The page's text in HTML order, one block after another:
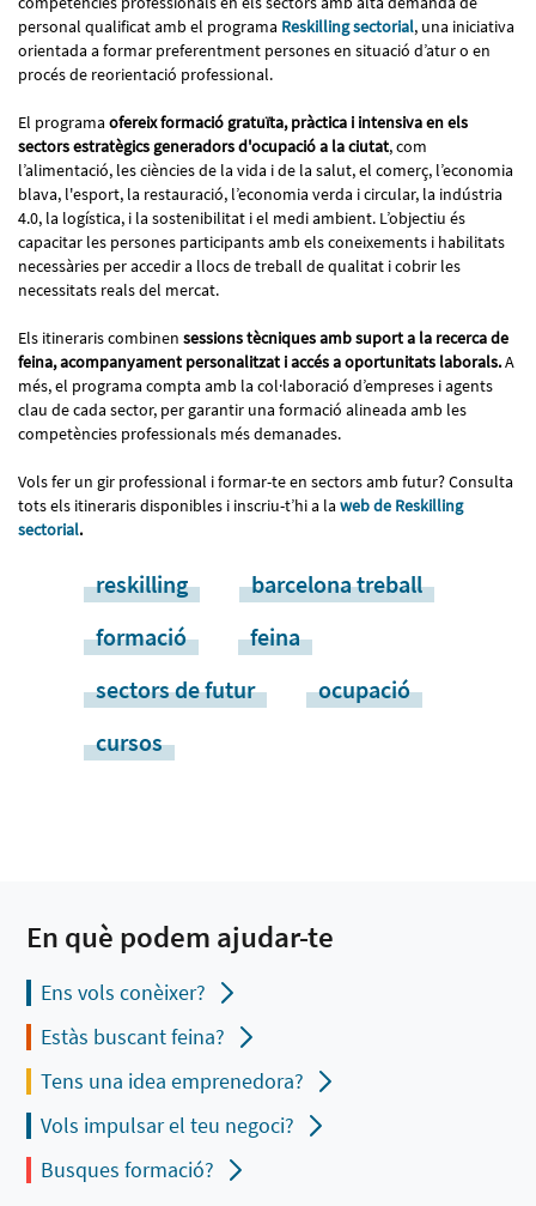
personal qualificat amb el programa Reskilling sectorial, una iniciativa
orientada a formar preferentment persones en situació d’atur o en
procés de reorientació professional.
El programa ofereix formació gratuïta, pràctica i intensiva en els
sectors estratègics generadors d'ocupació a la ciutat, com
l’alimentació, les ciències de la vida i de la salut, el comerç, l’economia
blava, l'esport, la restauració, l’economia verda i circular, la indústria
4.0, la logística, i la sostenibilitat i el medi ambient. L’objectiu és
capacitar les persones participants amb els coneixements i habilitats
necessàries per accedir a llocs de treball de qualitat i cobrir les
necessitats reals del mercat.
Els itineraris combinen sessions tècniques amb suport a la recerca de
feina, acompanyament personalitzat i accés a oportunitats laborals.A
més, el programa compta amb la col·laboració d’empreses i agents
clau de cada sector, per garantir una formació alineada amb les
competències professionals més demanades.
Vols fer un gir professional i formar-te en sectors amb futur? Consulta
tots els itineraris disponibles i inscriu-t’hi a la web de Reskilling
sectorial.
reskilling
barcelona treball
formació
feina
sectors de futur
ocupació
cursos
En què podem ajudar-te
Ens vols conèixer?
Estàs buscant feina?
Tens una idea emprenedora?
Vols impulsar el teu negoci?
Busques formació?